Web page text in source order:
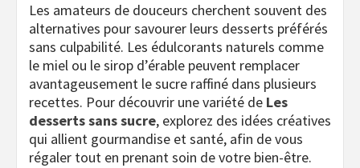
Les amateurs de douceurs cherchent souvent des
alternatives pour savourer leurs desserts préférés
sans culpabilité. Les édulcorants naturels comme
le miel ou le sirop d’érable peuvent remplacer
avantageusement le sucre raffiné dans plusieurs
recettes. Pour découvrir une variété de Les
desserts sans sucre, explorez des idées créatives
qui allient gourmandise et santé, afin de vous
régaler tout en prenant soin de votre bien-être.